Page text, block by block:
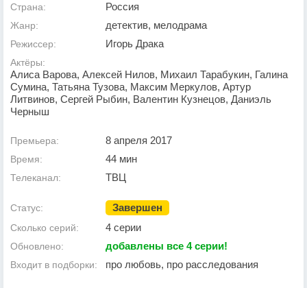
Страна: Россия
Жанр: детектив, мелодрама
Режиссер: Игорь Драка
Актёры:
Алиса Варова, Алексей Нилов, Михаил Тарабукин, Галина
Сумина, Татьяна Тузова, Максим Меркулов, Артур
Литвинов, Сергей Рыбин, Валентин Кузнецов, Даниэль
Черныш
Премьера: 8 апреля 2017
Время: 44 мин
Телеканал: ТВЦ
Статус: Завершен
Сколько серий: 4 серии
Обновлено: добавлены все 4 серии!
Входит в подборки: про любовь, про расследования